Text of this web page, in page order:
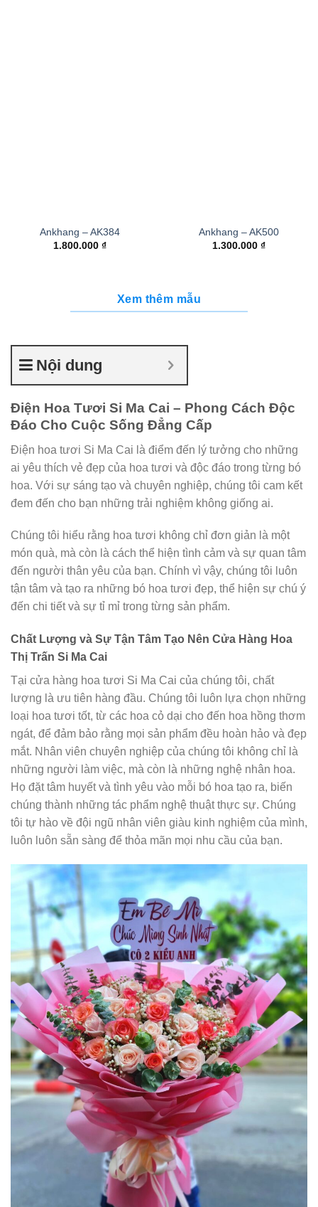
Ankhang – AK384
1.800.000 ₫
Ankhang – AK500
1.300.000 ₫
Xem thêm mẫu
Nội dung
Điện Hoa Tươi Si Ma Cai – Phong Cách Độc
Đáo Cho Cuộc Sống Đẳng Cấp
Điện hoa tươi Si Ma Cai là điểm đến lý tưởng cho những
ai yêu thích vẻ đẹp của hoa tươi và độc đáo trong từng bó
hoa. Với sự sáng tạo và chuyên nghiệp, chúng tôi cam kết
đem đến cho bạn những trải nghiệm không giống ai.
Chúng tôi hiểu rằng hoa tươi không chỉ đơn giản là một
món quà, mà còn là cách thể hiện tình cảm và sự quan tâm
đến người thân yêu của bạn. Chính vì vậy, chúng tôi luôn
tận tâm và tạo ra những bó hoa tươi đẹp, thể hiện sự chú ý
đến chi tiết và sự tỉ mỉ trong từng sản phẩm.
Chất Lượng và Sự Tận Tâm Tạo Nên Cửa Hàng Hoa
Thị Trấn Si Ma Cai
Tại cửa hàng hoa tươi Si Ma Cai của chúng tôi, chất
lượng là ưu tiên hàng đầu. Chúng tôi luôn lựa chọn những
loại hoa tươi tốt, từ các hoa cỏ dại cho đến hoa hồng thơm
ngát, để đảm bảo rằng mọi sản phẩm đều hoàn hảo và đẹp
mắt. Nhân viên chuyên nghiệp của chúng tôi không chỉ là
những người làm việc, mà còn là những nghệ nhân hoa.
Họ đặt tâm huyết và tình yêu vào mỗi bó hoa tạo ra, biến
chúng thành những tác phẩm nghệ thuật thực sự. Chúng
tôi tự hào về đội ngũ nhân viên giàu kinh nghiệm của mình,
luôn luôn sẵn sàng để thỏa mãn mọi nhu cầu của bạn.